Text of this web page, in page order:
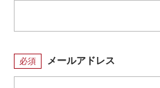
必須 メールアドレス